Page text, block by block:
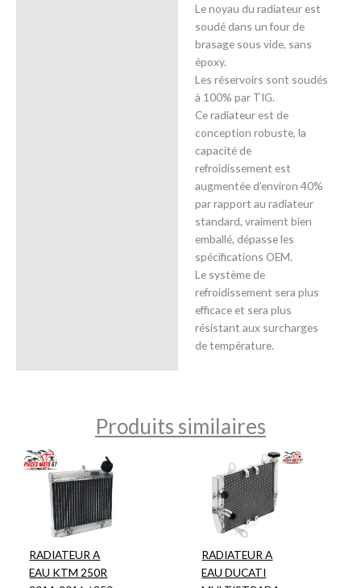
Le noyau du radiateur est
soudé dans un four de
brasage sous vide, sans
époxy.
Les réservoirs sont soudés
à 100% par TIG.
Ce radiateur est de
conception robuste, la
capacité de
refroidissement est
augmentée d’environ 40%
par rapport au radiateur
standard, vraiment bien
emballé, dépasse les
spécifications OEM.
Le système de
refroidissement sera plus
efficace et sera plus
résistant aux surcharges
de température.
Produits similaires
RADIATEUR A
EAU KTM 250R
RADIATEUR A
EAU DUCATI